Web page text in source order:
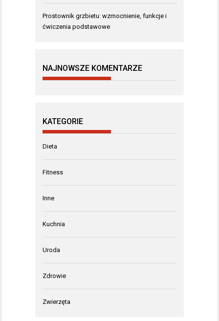
Prostownik grzbietu: wzmocnienie, funkcje i
ćwiczenia podstawowe
NAJNOWSZE KOMENTARZE
KATEGORIE
Dieta
Fitness
Inne
Kuchnia
Uroda
Zdrowie
Zwierzęta